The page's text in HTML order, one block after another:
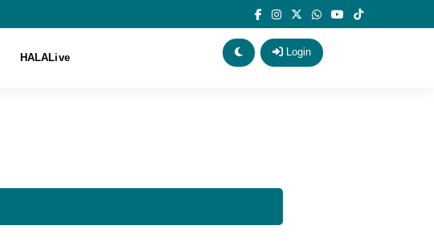
HALALive
Login